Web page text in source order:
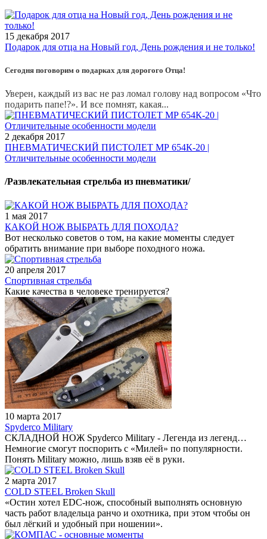
15 декабря 2017
Подарок для отца на Новый год, День рождения и не только!
Сегодня поговорим о подарках для дорогого Отца!
Уверен, каждый из вас не раз ломал голову над вопросом «Что
подарить папе!?». И все помнят, какая...
2 декабря 2017
ПНЕВМАТИЧЕСКИЙ ПИСТОЛЕТ МР 654К-20 |
Отличительные особенности модели
/Развлекательная стрельба из пневматики/
1 мая 2017
КАКОЙ НОЖ ВЫБРАТЬ ДЛЯ ПОХОДА?
Вот несколько советов о том, на какие моменты следует
обратить внимание при выборе походного ножа.
20 апреля 2017
Спортивная стрельба
Какие качества в человеке тренируется?
10 марта 2017
Spyderco Military
СКЛАДНОЙ НОЖ Spyderco Military - Легенда из легенд…
Немногие смогут поспорить с «Милей» по популярности.
Понять Military можно, лишь взяв её в руки.
2 марта 2017
COLD STEEL Broken Skull
«Остин хотел EDC-нож, способный выполнять основную
часть работ владельца ранчо и охотника, при этом чтобы он
был лёгкий и удобный при ношении».